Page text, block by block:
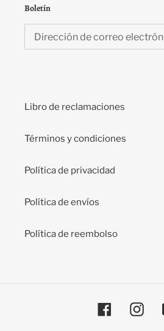
Boletín
Libro de reclamaciones
Términos y condiciones
Política de privacidad
Política de envíos
Política de reembolso
Facebook